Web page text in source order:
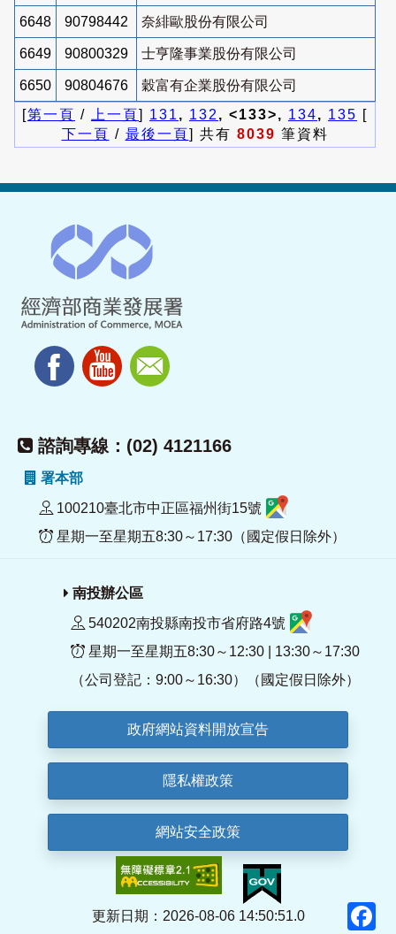
6648 90798442 奈緋歐股份有限公司
6649 90800329 士亨隆事業股份有限公司
6650 90804676
穀富有企業股份有限公司
[第一頁 / 上一頁] 131 , 132 , <133>, 134, 135 [
下一頁 / 最後一頁] 共有 8039 筆資料
諮詢專線：(02) 4121166
署本部
100210臺北市中正區福州街15號
星期一至星期五8:30～17:30（國定假日除外）
南投辦公區
540202南投縣南投市省府路4號
星期一至星期五8:30～12:30 | 13:30～17:30
（公司登記：9:00～16:30）（國定假日除外）
政府網站資料開放宣告
隱私權政策
網站安全政策
更新日期：2026-08-06 14:50:51.0